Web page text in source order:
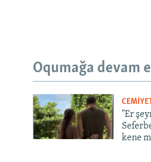
Oqumağa devam
"Er
kene